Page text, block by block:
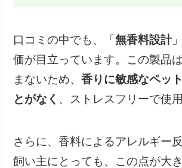
口コミの中でも、「無香料設計
価が目立っています。この製品
まないため、香りに敏感なペッ
とがなく 、ストレスフリーで使
さらに、香料によるアレルギー
飼い主にとっても、この点が大